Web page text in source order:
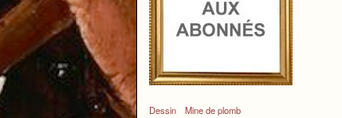
Dessin Mine de plomb